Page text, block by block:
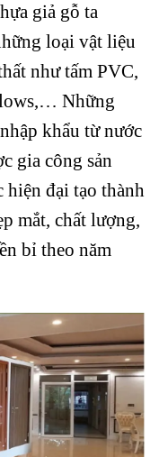
giả gỗ ta
loại vật liệu
như tấm PVC,
Những
khẩu từ nước
gia công sản
hiện đại tạo thành
mắt, chất lượng,
bỉ theo năm